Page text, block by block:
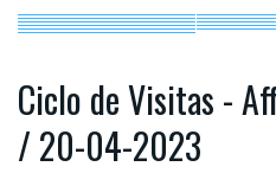
Ciclo de Visitas -
/ 20-04-2023